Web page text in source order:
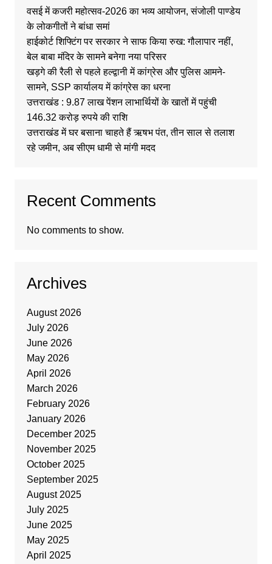
वसई में कजरी महोत्सव-2026 का भव्य आयोजन, संजोली पाण्डेय
के लोकगीतों ने बांधा समां
हाईकोर्ट शिफ्टिंग पर सरकार ने साफ किया रुख: गौलापार नहीं,
बेल बाबा मंदिर के सामने बनेगा नया परिसर
खड़गे की रैली से पहले हल्द्वानी में कांग्रेस और पुलिस आमने-
सामने, SSP कार्यालय में कांग्रेस का धरना
उत्तराखंड : 9.87 लाख पेंशन लाभार्थियों के खातों में पहुंची
146.32 करोड़ रुपये की राशि
उत्तराखंड में घर बसाना चाहते हैं ऋषभ पंत, तीन साल से तलाश
रहे जमीन, अब सीएम धामी से मांगी मदद
Recent Comments
No comments to show.
Archives
August 2026
July 2026
June 2026
May 2026
April 2026
March 2026
February 2026
January 2026
December 2025
November 2025
October 2025
September 2025
August 2025
July 2025
June 2025
May 2025
April 2025